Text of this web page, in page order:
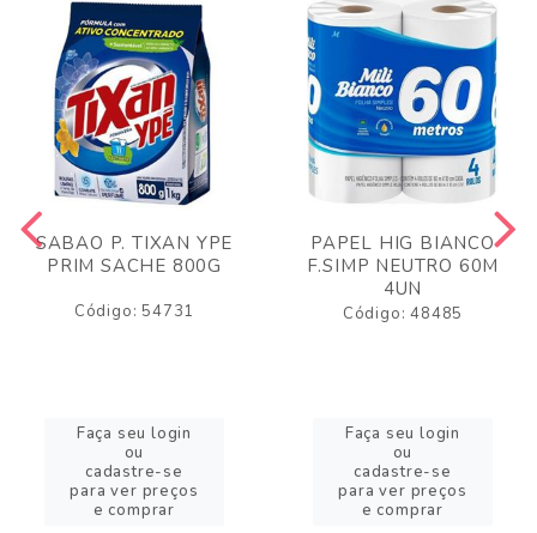
SABAO P. TIXAN YPE
PRIM SACHE 800G
Código: 54731
Faça seu login
ou
cadastre-se
para ver preços
e comprar
PAPEL HIG BIANCO
F.SIMP NEUTRO 60M
4UN
Código: 48485
Faça seu login
ou
cadastre-se
para ver preços
e comprar